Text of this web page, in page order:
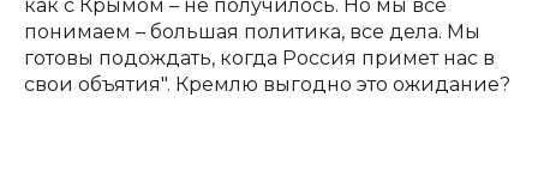
как с Крымом – не получилось. Но мы все
понимаем – большая политика, все дела. Мы
готовы подождать, когда Россия примет нас в
свои объятия". Кремлю выгодно это ожидание?